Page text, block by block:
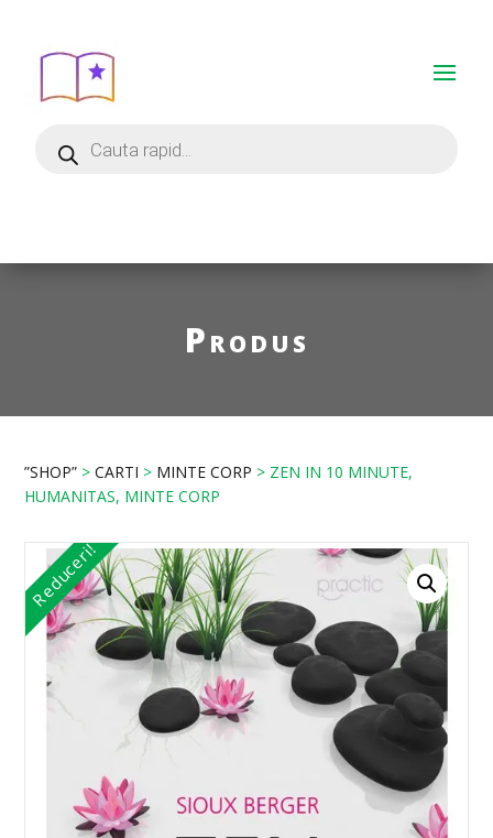
Produs
”SHOP” >CARTI > MINTE CORP > ZEN IN 10 MINUTE,
HUMANITAS, MINTE CORP
Reduceri!